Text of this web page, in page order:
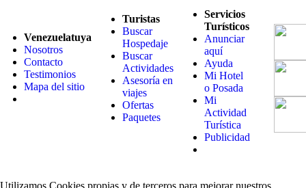
Venezuelatuya
Nosotros
Contacto
Testimonios
Mapa del sitio
Turistas
Buscar
Hospedaje
Buscar
Actividades
Asesoría en
viajes
Ofertas
Paquetes
Servicios
Turísticos
Anunciar
aquí
Ayuda
Mi Hotel
o Posada
Mi
Actividad
Turística
Publicidad
Utilizamos Cookies propias y de terceros para mejorar nuestros